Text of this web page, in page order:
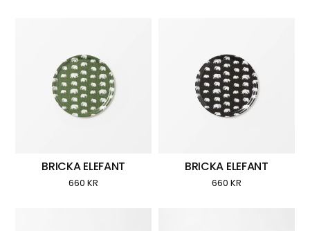
BRICKA ELEFANT
660KR
BRICKA ELEFANT
660 KR